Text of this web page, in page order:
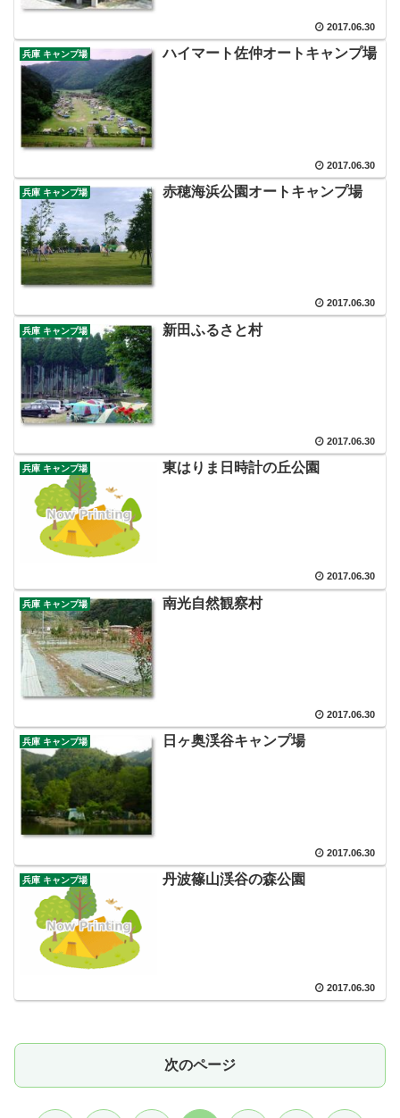
2017.06.30
兵庫 キャンプ場 ハイマート佐仲オートキャンプ場
2017.06.30
兵庫 キャンプ場 赤穂海浜公園オートキャンプ場
2017.06.30
兵庫 キャンプ場 新田ふるさと村
2017.06.30
兵庫 キャンプ場 東はりま日時計の丘公園
2017.06.30
兵庫 キャンプ場 南光自然観察村
2017.06.30
兵庫 キャンプ場 日ヶ奥渓谷キャンプ場
2017.06.30
兵庫 キャンプ場 丹波篠山渓谷の森公園
2017.06.30
次のページ